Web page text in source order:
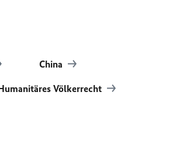
China
Völkerrecht